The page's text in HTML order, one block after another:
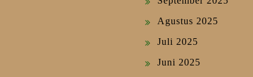
Agustus 2025
Juli 2025
Juni 2025